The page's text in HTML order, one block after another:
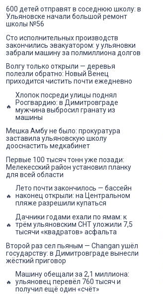
600 детей отправят в соседнюю школу: в
Ульяновске начали большой ремонт
школы №56
Сто исполнительных производств
закончились эвакуатором: у ульяновки
забрали машину за полмиллиона долгов
Волгу только открыли — деревья
полезли обратно: Новый Венец
приходится чистить почти ежедневно
Хлопок посреди улицы поднял
Росгвардию: в Димитровграде
мужчина выбросил гранату из
машины
Мешка Амбу не было: прокуратура
заставила ульяновскую школу
дооснастить медкабинет
Первые 100 тысяч тонн уже позади:
Мелекесский район установил планку
для всей области
Лето почти закончилось — бассейн
наконец открыли: на Центральном
пляже разрешили купаться
Дачники годами ехали по ямам: к
трём ульяновским СНТ уложили 7,5
тысячи «квадратов» асфальта
Второй раз сел пьяным — Changan ушёл
государству: в Димитровграде вынесли
жёсткий приговор
Машину обещали за 2,1 миллиона:
ульяновец перевёл 760 тысяч и
получил ещё один «счёт»